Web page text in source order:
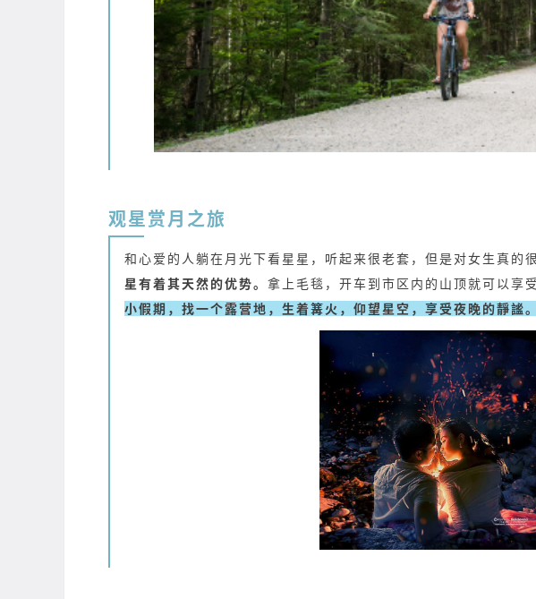
观星赏月之旅
和心爱的人躺在月光下看星星，听起来很老套，但是对女生真的
星有着其天然的优势。拿上毛毯，开车到市区内的山顶就可以享
小假期，找一个露营地，生着篝火，仰望星空，享受夜晚的靜謐